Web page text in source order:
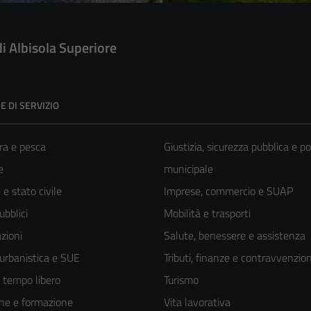
Albisola Superiore
DI SERVIZIO
e pesca
e stato civile
e SUE
libero
e formazione
Giustizia, sicurezza pubblica e
municipale
Imprese, commercio e SUAP
Mobilità e trasporti
Salute, benessere e assistenza
Tributi, finanze e
Turismo
Vita lavorativa